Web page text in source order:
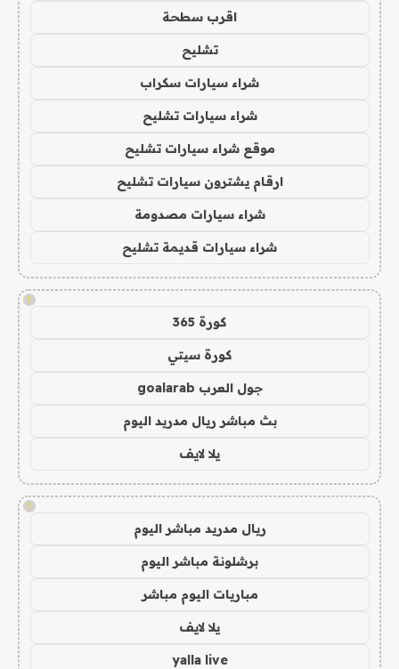
اقرب سطحة
تشليح
شراء سيارات سكراب
شراء سيارات تشليح
موقع شراء سيارات تشليح
ارقام يشترون سيارات تشليح
شراء سيارات مصدومة
شراء سيارات قديمة تشليح
!
كورة 365
كورة سيتي
جول العرب goalarab
بث مباشر ريال مدريد اليوم
يلا لايف
!
ريال مدريد مباشر اليوم
برشلونة مباشر اليوم
مباريات اليوم مباشر
يلا لايف
yalla live